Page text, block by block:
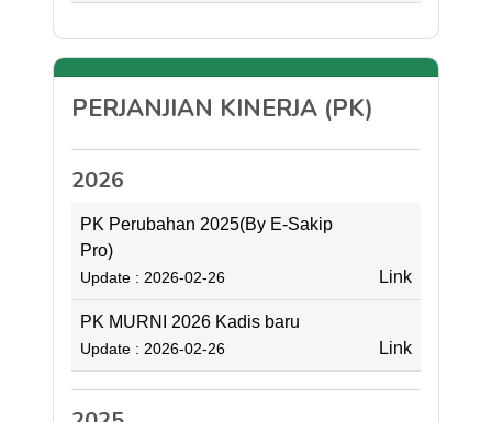
PERJANJIAN KINERJA (PK)
2026
PK Perubahan 2025(By E-Sakip
Pro)
Update : 2026-02-26 Link
PK MURNI 2026 Kadis baru
Update : 2026-02-26 Link